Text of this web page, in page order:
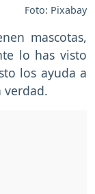
Foto: Pixabay
mascotas,
lo has visto
los ayuda a
verdad.